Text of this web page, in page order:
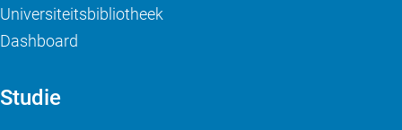
Universiteitsbibliotheek
Dashboard
Studie